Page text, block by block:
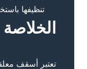
تنظيفها
الخلاصة
تعتبر أسقف